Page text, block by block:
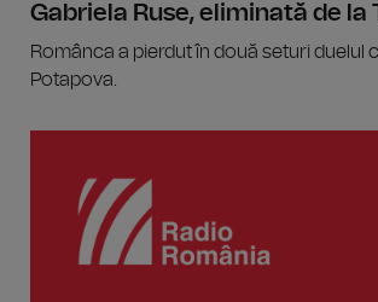
Gabriela Ruse, eliminată de la
Românca a pierdut în două seturi duelul
Potapova.